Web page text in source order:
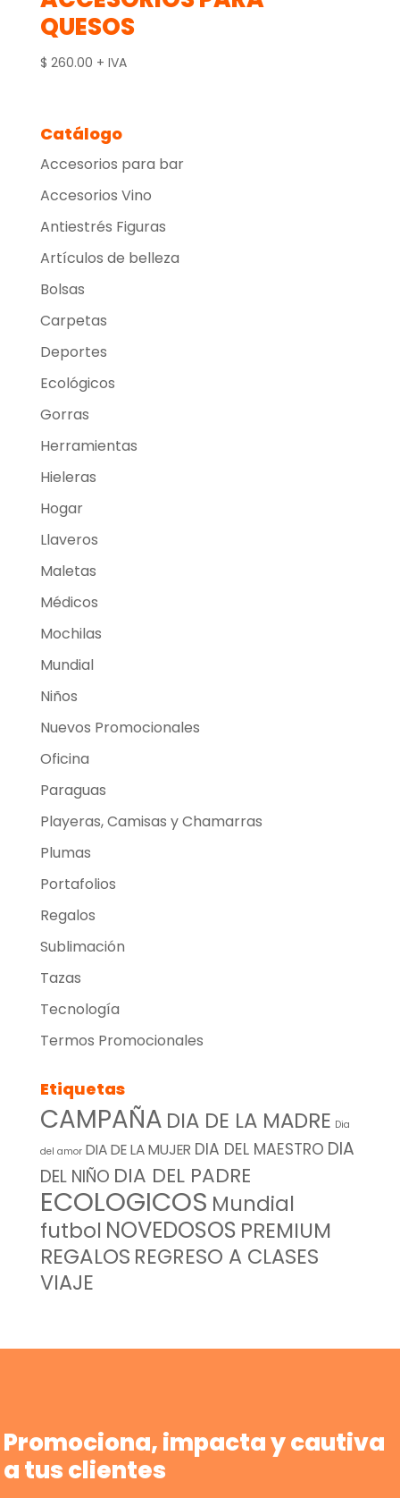
QUESOS
$ 260.00 + IVA
Catálogo
Accesorios para bar
Accesorios Vino
Antiestrés Figuras
Artículos de belleza
Bolsas
Carpetas
Deportes
Ecológicos
Gorras
Herramientas
Hieleras
Hogar
Llaveros
Maletas
Médicos
Mochilas
Mundial
Niños
Nuevos Promocionales
Oficina
Paraguas
Playeras, Camisas y Chamarras
Plumas
Portafolios
Regalos
Sublimación
Tazas
Tecnología
Termos Promocionales
Etiquetas
CAMPAÑA DIA DE LA MADRE Dia
del amor DIA DE LA MUJER DIA DEL MAESTRO DIA
DEL NIÑO DIA DEL PADRE
ECOLOGICOS Mundial
futbol NOVEDOSOS PREMIUM
REGALOS REGRESO A CLASES
VIAJE
Promociona, impacta y cautiva
a tus clientes